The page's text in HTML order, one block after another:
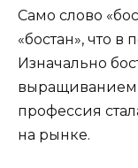
Само слово
«бостан», что в
Изначально
выращиванием
профессия
на рынке.